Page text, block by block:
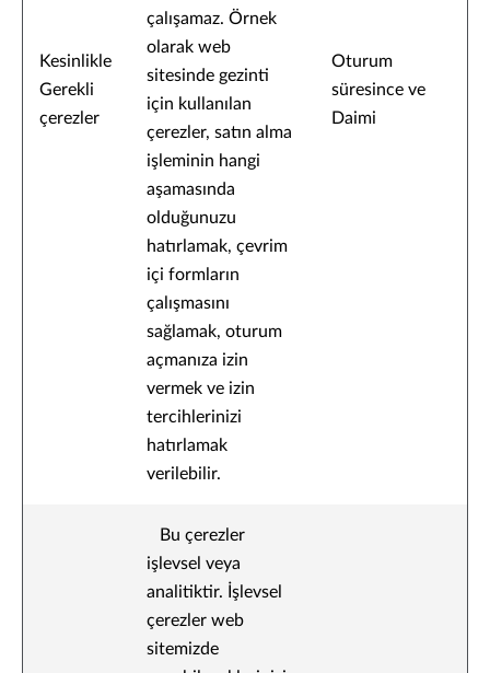
Kesinlikle
Gerekli
çerezler
çalışamaz. Örnek
olarak web
sitesinde gezinti
için kullanılan
çerezler, satın alma
işleminin hangi
aşamasında
olduğunuzu
hatırlamak, çevrim
içi formların
çalışmasını
sağlamak, oturum
açmanıza izin
vermek ve izin
tercihlerinizi
hatırlamak
verilebilir.
Oturum
süresince ve
Daimi
Bu çerezler
işlevsel veya
analitiktir. İşlevsel
çerezler web
sitemizde